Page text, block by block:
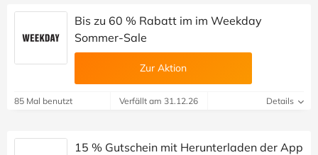
Bis zu 60 % Rabatt im im Weekday
Sommer-Sale
Zur Aktion
85 Mal benutzt Verfällt am 31.12.26 Details
15 % Gutschein mit Herunterladen der App